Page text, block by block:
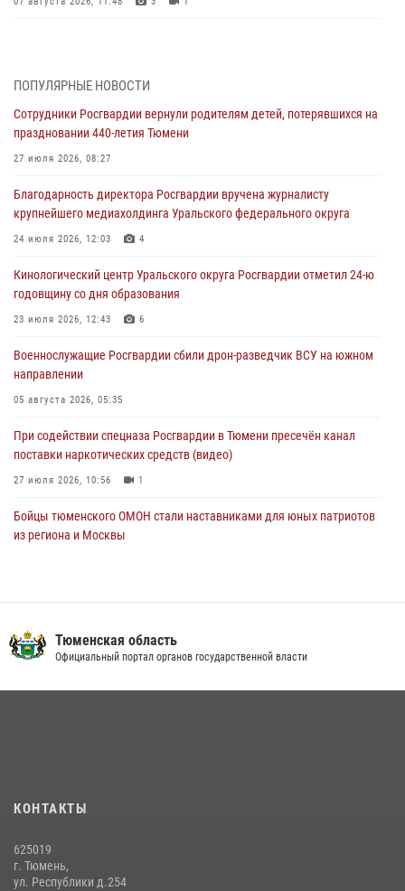
07 августа 2026, 10:57 5
Память военнослужащих, погибших в разные годы при исполнении
воинского долга, почтили в кинологическом центре Уральского
округа Росгвардии
Росгвардейцы в Тюменской области знакомят детей со своей
службой и напоминают о мерах безопасности
Росгвардейцы приняли участие в фотопроекте «Прогуляемся по
Тюменской области» в рамках акции «Храним огонь Победы»
Росгвардейцы в Тюменской области почтили память генерала
армии Ивана Кирилловича Яковлева
ПОПУЛЯРНЫЕ НОВОСТИ
Сотрудники Росгвардии вернули родителям детей, потерявшихся на
праздновании 440-летия Тюмени
27 июля 2026, 08:27
Благодарность директора Росгвардии вручена журналисту
крупнейшего медиахолдинга Уральского федерального округа
24 июля 2026, 12:03 4
Кинологический центр Уральского округа Росгвардии отметил 24-ю
годовщину со дня образования
23 июля 2026, 12:43 6
Военнослужащие Росгвардии сбили дрон-разведчик ВСУ на южном
направлении
05 августа 2026, 05:35
При содействии спецназа Росгвардии в Тюмени пресечён канал
поставки наркотических средств (видео)
27 июля 2026, 10:56 1
Бойцы тюменского ОМОН стали наставниками для юных патриотов
из региона и Москвы
03 августа 2026, 07:23 1
Сотрудники тюменского СОБР "Сова" отработали навыки
десантирования на Урале
Тюменская область
Официальный портал органов государственной власти
КОНТАКТЫ
625019
г. Тюмень,
ул. Республики д.254